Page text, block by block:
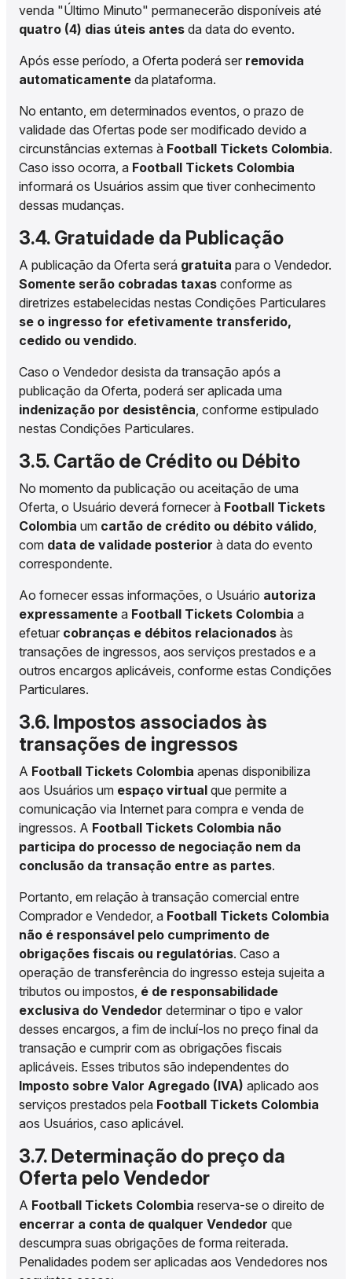
venda "Último Minuto" permanecerão disponíveis até
quatro (4) dias úteis antes da data do evento.
Após esse período, a Oferta poderá ser removida
automaticamente da plataforma.
No entanto, em determinados eventos, o prazo de
validade das Ofertas pode ser modificado devido a
circunstâncias externas à Football Tickets Colombia.
Caso isso ocorra, a Football Tickets Colombia
informará os Usuários assim que tiver conhecimento
dessas mudanças.
3.4. Gratuidade da Publicação
A publicação da Oferta será gratuita para o Vendedor.
Somente serão cobradas taxas conforme as
diretrizes estabelecidas nestas Condições Particulares
se o ingresso for efetivamente transferido,
cedido ou vendido.
Caso o Vendedor desista da transação após a
publicação da Oferta, poderá ser aplicada uma
indenização por desistência, conforme estipulado
nestas Condições Particulares.
3.5. Cartão de Crédito ou Débito
No momento da publicação ou aceitação de uma
Oferta, o Usuário deverá fornecer à Football Tickets
Colombia um cartão de crédito ou débito válido,
com data de validade posterior à data do evento
correspondente.
Ao fornecer essas informações, o Usuário autoriza
expressamente a Football Tickets Colombia a
efetuar cobranças e débitos relacionados às
transações de ingressos, aos serviços prestados e a
outros encargos aplicáveis, conforme estas Condições
Particulares.
3.6. Impostos associados às
transações de ingressos
A Football Tickets Colombia apenas disponibiliza
aos Usuários um espaço virtual que permite a
comunicação via Internet para compra e venda de
ingressos. A Football Tickets Colombia não
participa do processo de negociação nem da
conclusão da transação entre as partes.
Portanto, em relação à transação comercial entre
Comprador e Vendedor, a Football Tickets Colombia
não é responsável pelo cumprimento de
obrigações fiscais ou regulatórias. Caso a
operação de transferência do ingresso esteja sujeita a
tributos ou impostos, é de responsabilidade
exclusiva do Vendedor determinar o tipo e valor
desses encargos, a fim de incluí-los no preço final da
transação e cumprir com as obrigações fiscais
aplicáveis. Esses tributos são independentes do
Imposto sobre Valor Agregado (IVA) aplicado aos
serviços prestados pela Football Tickets Colombia
aos Usuários, caso aplicável.
3.7. Determinação do preço da
Oferta pelo Vendedor
A Football Tickets Colombia reserva-se o direito de
encerrar a conta de qualquer Vendedor que
descumpra suas obrigações de forma reiterada.
Penalidades podem ser aplicadas aos Vendedores nos